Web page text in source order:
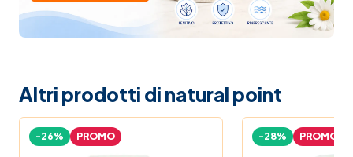
Altri prodotti di natural point
-26% PROMO -28% PROMO